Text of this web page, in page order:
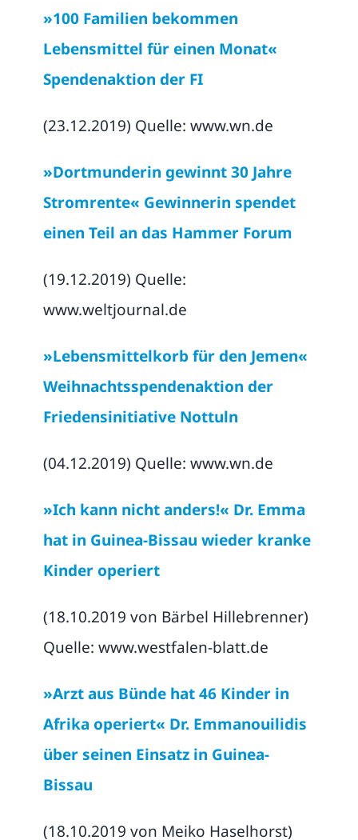
»100 Familien bekommen
Lebensmittel für einen Monat«
Spendenaktion der FI
(23.12.2019) Quelle: www.wn.de
»Dortmunderin gewinnt 30 Jahre
Stromrente« Gewinnerin spendet
einen Teil an das Hammer Forum
(19.12.2019) Quelle:
www.weltjournal.de
»Lebensmittelkorb für den Jemen«
Weihnachtsspendenaktion der
Friedensinitiative Nottuln
(04.12.2019) Quelle: www.wn.de
»Ich kann nicht anders!« Dr. Emma
hat in Guinea-Bissau wieder kranke
Kinder operiert
(18.10.2019 von Bärbel Hillebrenner)
Quelle: www.westfalen-blatt.de
»Arzt aus Bünde hat 46 Kinder in
Afrika operiert« Dr. Emmanouilidis
über seinen Einsatz in Guinea-
Bissau
(18.10.2019 von Meiko Haselhorst)